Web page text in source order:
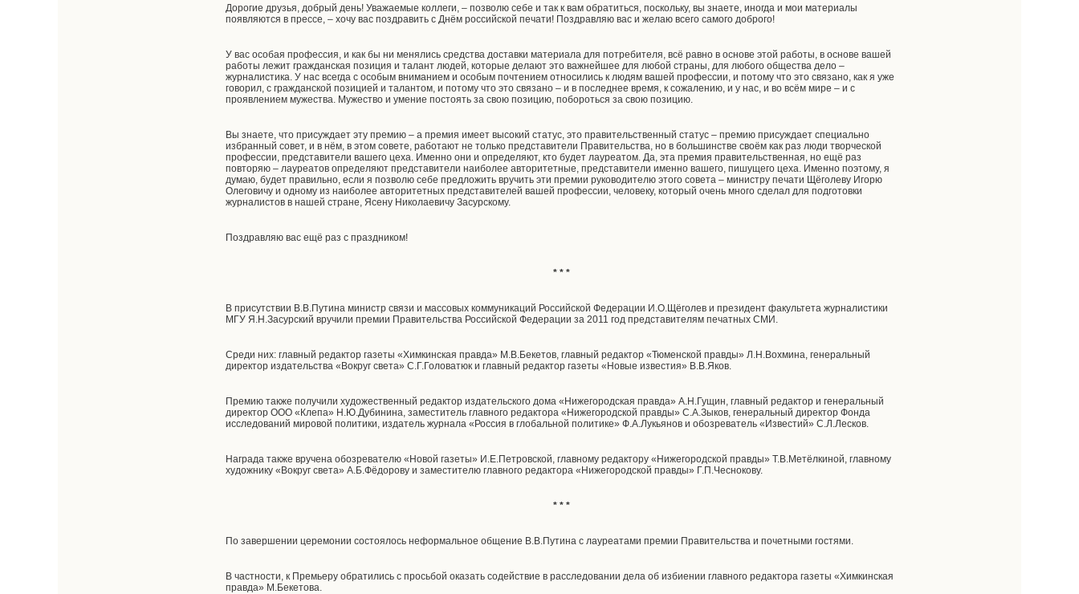
Дорогие друзья, добрый день! Уважаемые коллеги, – позволю себе и так к вам обратиться, поскольку, вы знаете, иногда и мои материалы
появляются в прессе, – хочу вас поздравить с Днём российской печати! Поздравляю вас и желаю всего самого доброго!
У вас особая профессия, и как бы ни менялись средства доставки материала для потребителя, всё равно в основе этой работы, в основе вашей
работы лежит гражданская позиция и талант людей, которые делают это важнейшее для любой страны, для любого общества дело –
журналистика. У нас всегда с особым вниманием и особым почтением относились к людям вашей профессии, и потому что это связано, как я уже
говорил, с гражданской позицией и талантом, и потому что это связано – и в последнее время, к сожалению, и у нас, и во всём мире – и с
проявлением мужества. Мужество и умение постоять за свою позицию, побороться за свою позицию.
Вы знаете, что присуждает эту премию – а премия имеет высокий статус, это правительственный статус – премию присуждает специально
избранный совет, и в нём, в этом совете, работают не только представители Правительства, но в большинстве своём как раз люди творческой
профессии, представители вашего цеха. Именно они и определяют, кто будет лауреатом. Да, эта премия правительственная, но ещё раз
повторяю – лауреатов определяют представители наиболее авторитетные, представители именно вашего, пишущего цеха. Именно поэтому, я
думаю, будет правильно, если я позволю себе предложить вручить эти премии руководителю этого совета – министру печати Щёголеву Игорю
Олеговичу и одному из наиболее авторитетных представителей вашей профессии, человеку, который очень много сделал для подготовки
журналистов в нашей стране, Ясену Николаевичу Засурскому.
Поздравляю вас ещё раз с праздником!
* * *
В присутствии В.В.Путина министр связи и массовых коммуникаций Российской Федерации И.О.Щёголев и президент факультета журналистики
МГУ Я.Н.Засурский вручили премии Правительства Российской Федерации за 2011 год представителям печатных СМИ.
Среди них: главный редактор газеты «Химкинская правда» М.В.Бекетов, главный редактор «Тюменской правды» Л.Н.Вохмина, генеральный
директор издательства «Вокруг света» С.Г.Головатюк и главный редактор газеты «Новые известия» В.В.Яков.
Премию также получили художественный редактор издательского дома «Нижегородская правда» А.Н.Гущин, главный редактор и генеральный
директор ООО «Клепа» Н.Ю.Дубинина, заместитель главного редактора «Нижегородской правды» С.А.Зыков, генеральный директор Фонда
исследований мировой политики, издатель журнала «Россия в глобальной политике» Ф.А.Лукьянов и обозреватель «Известий» С.Л.Лесков.
Награда также вручена обозревателю «Новой газеты» И.Е.Петровской, главному редактору «Нижегородской правды» Т.В.Метёлкиной, главному
художнику «Вокруг света» А.Б.Фёдорову и заместителю главного редактора «Нижегородской правды» Г.П.Чеснокову.
* * *
По завершении церемонии состоялось неформальное общение В.В.Путина с лауреатами премии Правительства и почетными гостями.
В частности, к Премьеру обратились с просьбой оказать содействие в расследовании дела об избиении главного редактора газеты «Химкинская
правда» М.Бекетова.